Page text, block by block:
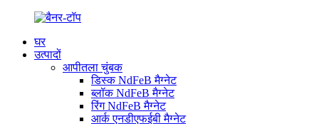
घर
उत्पादों
आपीतला चुंबक
डिस्क NdFeB मैग्नेट
ब्लॉक NdFeB मैग्नेट
रिंग NdFeB मैग्नेट
आर्क एनडीएफईबी मैग्नेट